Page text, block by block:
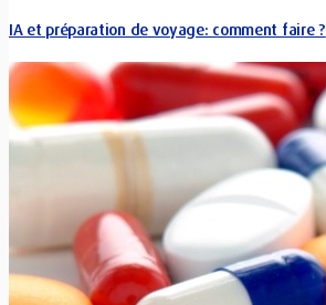
IA et préparation de voyage: comment faire ?